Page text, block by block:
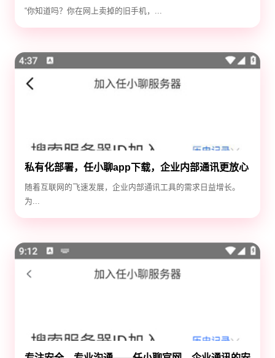
除隐私，防止数据泄露
“你知道吗？你在网上卖掉的旧手机，...
私有化部署，任小聊app下载，企业内部通讯更放心
随着互联网的飞速发展，企业内部通讯工具的需求日益增长。
为...